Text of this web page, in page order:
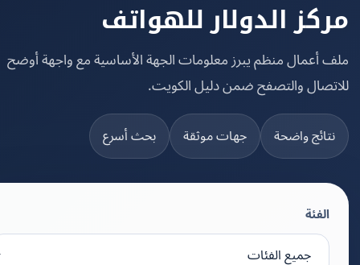
الدولار للهواتف
منظم يبرز معلومات الجهة الأساسية مع واجهة أوضح
والتصفح ضمن دليل الكويت.
واضحة جهات موثقة بحث أسرع